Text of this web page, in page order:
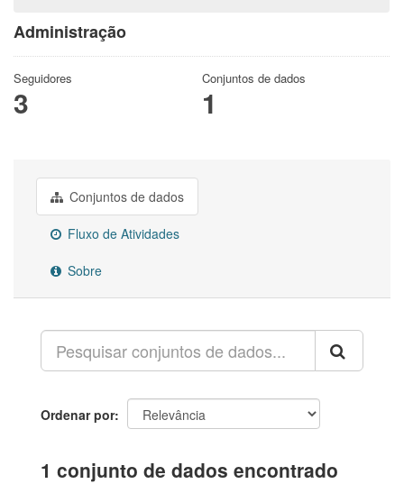
Administração
Seguidores
3
Conjuntos de dados
1
Conjuntos de dados
Fluxo de Atividades
Sobre
Ordenar por
1 conjunto de dados encontrado